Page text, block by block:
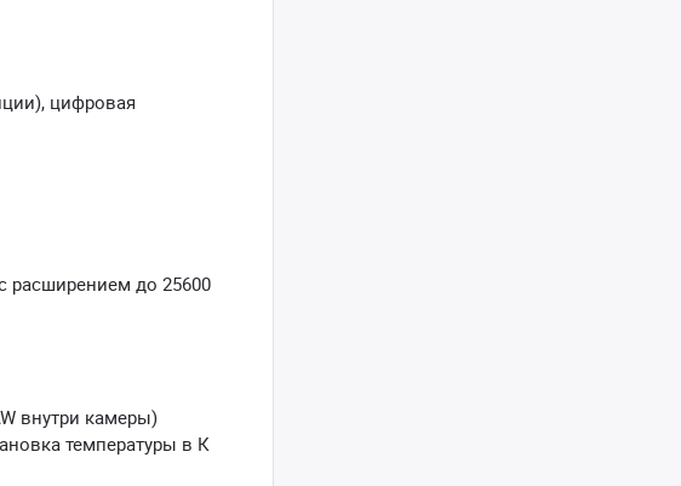
цифровая
расширением до 25600
внутри камеры)
температуры в К